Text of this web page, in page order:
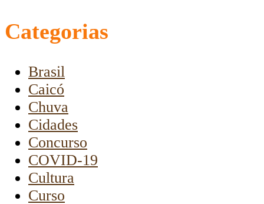
Categorias
Brasil
Caicó
Chuva
Cidades
Concurso
COVID-19
Cultura
Curso